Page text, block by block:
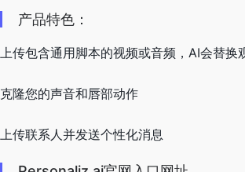
产品特色：
上传包含通用脚本的视频或音频，AI会替换
克隆您的声音和唇部动作
上传联系人并发送个性化消息